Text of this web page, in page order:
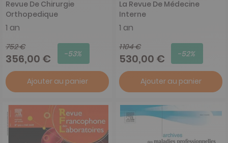
Revue De Chirurgie
Orthopedique
1 an
752 €
356,00 € -53%
Ajouter au panier
La Revue De Médecine
Interne
1 an
1 104 €
530,00 € -52%
Ajouter au panier